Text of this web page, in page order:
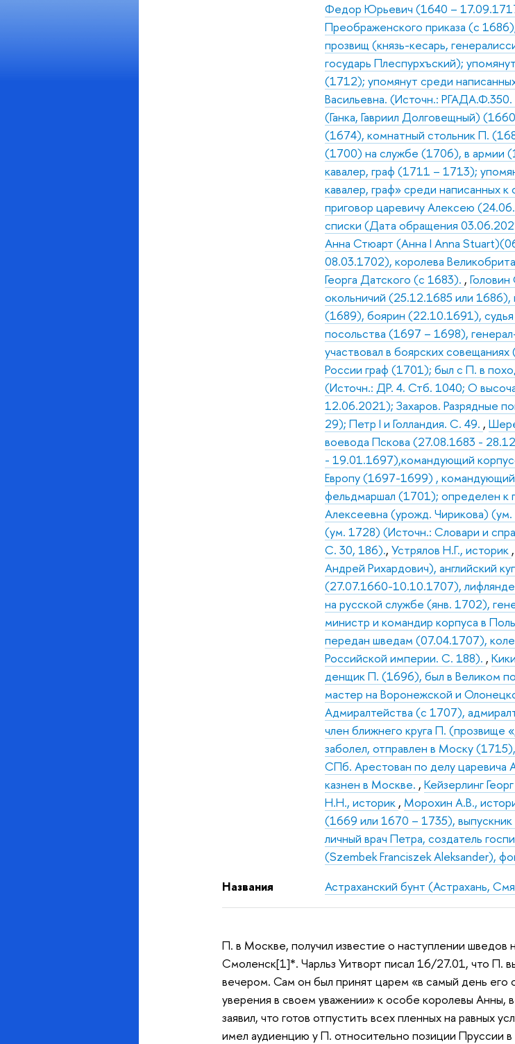
Федор Юрьевич (1640 –
Преображенского приказа (с
прозвищ (князь-кесарь,
государь Плеспурхъский);
(1712); упомянут среди
Васильевна. (Источн.:
(Ганка, Гавриил Долговещный)
(1674), комнатный стольник П.
(1700) на службе (1706), в армии
кавалер, граф (1711 – 1713);
кавалер, граф» среди написанных
приговор царевичу Алексею
списки (Дата обращения
Анна Стюарт (Анна I Anna
08.03.1702), королева
Георга Датского (с 1683). ,
окольничий (25.12.1685 или
(1689), боярин (22.10.1691),
посольства (1697 – 1698),
участвовал в боярских
России граф (1701); был с П. в
(Источн.: ДР. 4. Стб. 1040; О
12.06.2021); Захаров. Разрядные
29); Петр I и Голландия. С. 49. ,
воевода Пскова (27.08.1683 -
- 19.01.1697),командующий
Европу (1697-1699) ,
фельдмаршал (1701); определен к
Алексеевна (урожд. Чирикова)
(ум. 1728) (Источн.: Словари и
С. 30, 186).,Устрялов Н.Г., историк
Андрей Рихардович), английский
(27.07.1660-10.10.1707),
на русской службе (янв. 1702),
министр и командир корпуса в
передан шведам (07.04.1707),
Российской империи. С. 188). ,
денщик П. (1696), был в Великом
мастер на Воронежской и
Адмиралтейства (с 1707),
член ближнего круга П. (прозвище
заболел, отправлен в Моску
СПб. Арестован по делу царевича
казнен в Москве. ,Кейзерлинг
Н.Н., историк , Морохин А.В.,
(1669 или 1670 – 1735), выпускник
личный врач Петра, создатель
(Szembek Franciszek Aleksander),
Названия
Астраханский бунт (Астрахань,
П. в Москве, получил известие о наступлении шведов
Смоленск[1]*. Чарльз Уитворт писал 16/27.01, что П.
вечером. Сам он был принят царем «в самый день его
уверения в своем уважении» к особе королевы Анны,
заявил, что готов отпустить всех пленных на равных
имел аудиенцию у П. относительно позиции Пруссии